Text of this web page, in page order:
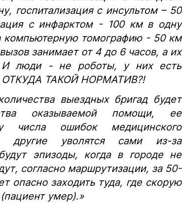
госпитализация с инсультом – 50
с инфарктом - 100 км в одну
компьютерную томографию - 50 км
занимает от 4 до 6 часов, а их
И люди - не роботы, у них есть
ОТКУДА ТАКОЙ НОРМАТИВ?!
выездных бригад будет
оказываемой помощи, ее
числа ошибок медицинского
другие уволятся сами из-за
эпизоды, когда в городе не
согласно маршрутизации, за 50-
опасно заходить туда, где скорую
умер).»